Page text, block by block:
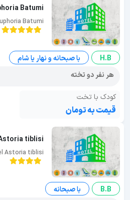
Batumi
Batumi
H.B
با صبحانه و نهار یا شام
هر نفر دو تخته
کودک با تخت
قیمت به تومان
tiblisi
Astoria tiblisi
B.B
با صبحانه